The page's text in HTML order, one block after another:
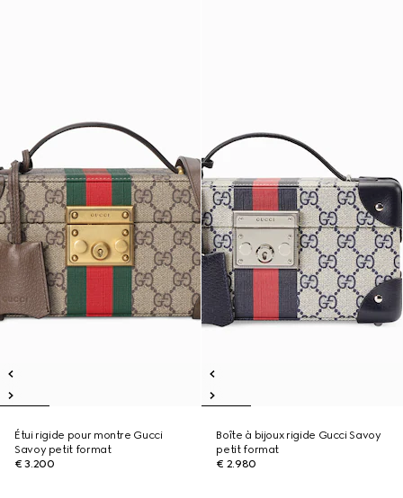
Étui rigide pour montre Gucci
Savoy petit format
€ 3.200
Boîte à bijoux rigide Gucci Savoy
petit format
€ 2.980